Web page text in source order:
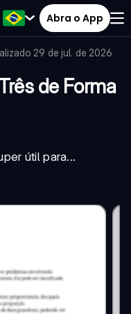
Abra o App
29 de jul. de 2026·
de Forma
útil para...